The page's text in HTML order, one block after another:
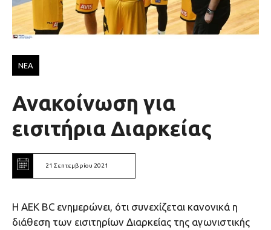
ΝΕΑ
Ανακοίνωση για
εισιτήρια Διαρκείας
21 Σεπτεμβρίου 2021
H AEK BC ενημερώνει, ότι συνεχίζεται κανονικά η
διάθεση των εισιτηρίων Διαρκείας της αγωνιστικής